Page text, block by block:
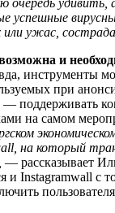
успешные
или ужас,
и
инструменты
при
— поддерживать
на самом
на который
— рассказывает
и Instagramwall с